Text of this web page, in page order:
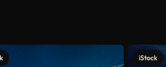
iStock